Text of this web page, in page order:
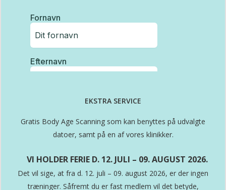
EKSTRA SERVICE
Gratis Body Age Scanning som kan benyttes på udvalgte
datoer, samt på en af vores klinikker.
VI HOLDER FERIE D. 12. JULI – 09. AUGUST 2026.
Det vil sige, at fra d. 12. juli – 09. august 2026, er der ingen
træninger. Såfremt du er fast medlem vil det betyde,